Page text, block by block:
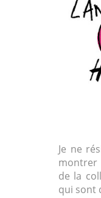
Je ne
de la
qui sont